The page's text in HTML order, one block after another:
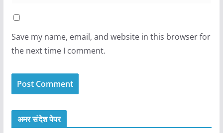
Save my name, email, and website in this browser for
the next time I comment.
अमर संदेश पेपर